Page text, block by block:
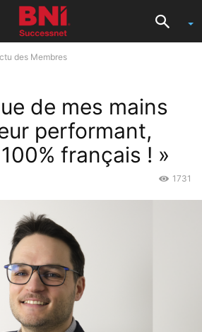
des Membres
de mes mains
performant,
français ! »
1731